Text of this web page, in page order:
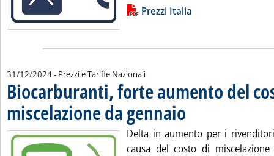
Lista allegati PDF alla notizia
Prezzi Italia
31/12/2024- Prezzi e Tariffe Nazionali
Biocarburanti, forte aumento del
miscelazione da gennaio
Delta in aumento per i
causa del costo di